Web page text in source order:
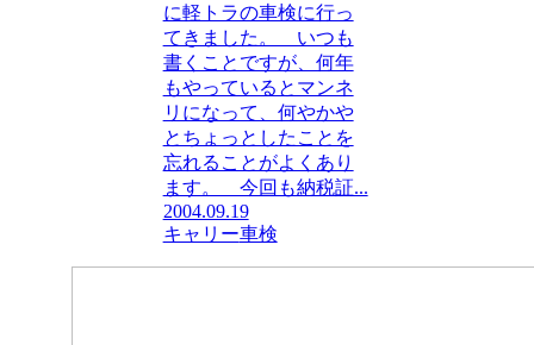
に軽トラの車検に行っ
てきました。 いつも
書くことですが、何年
もやっているとマンネ
リになって、何やかや
とちょっとしたことを
忘れることがよくあり
ます。 今回も納税証...
2004.09.19
キャリー車検